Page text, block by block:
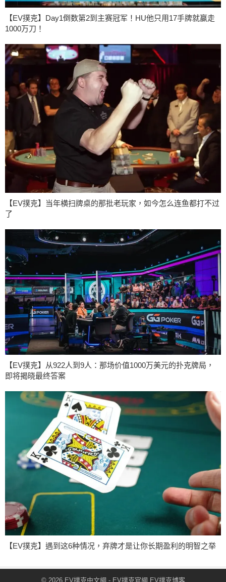
【EV撲克】Day1倒数第2到主赛冠军！HU他只用17手牌就赢走
1000万刀！
【EV撲克】当年横扫牌桌的那批老玩家，如今怎么连鱼都打不过
了
【EV撲克】从922人到9人：那场价值1000万美元的扑克牌局，
即将揭晓最终答案
【EV撲克】遇到这6种情况，弃牌才是让你长期盈利的明智之举
© 2026 EV撲克中文網- EV撲克官網 EV撲克博客